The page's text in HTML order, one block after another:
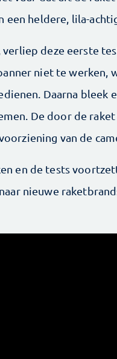
heldere, lila-
deze eerste
niet te werken,
Daarna bleek
De door de
van de
en de tests
nieuwe